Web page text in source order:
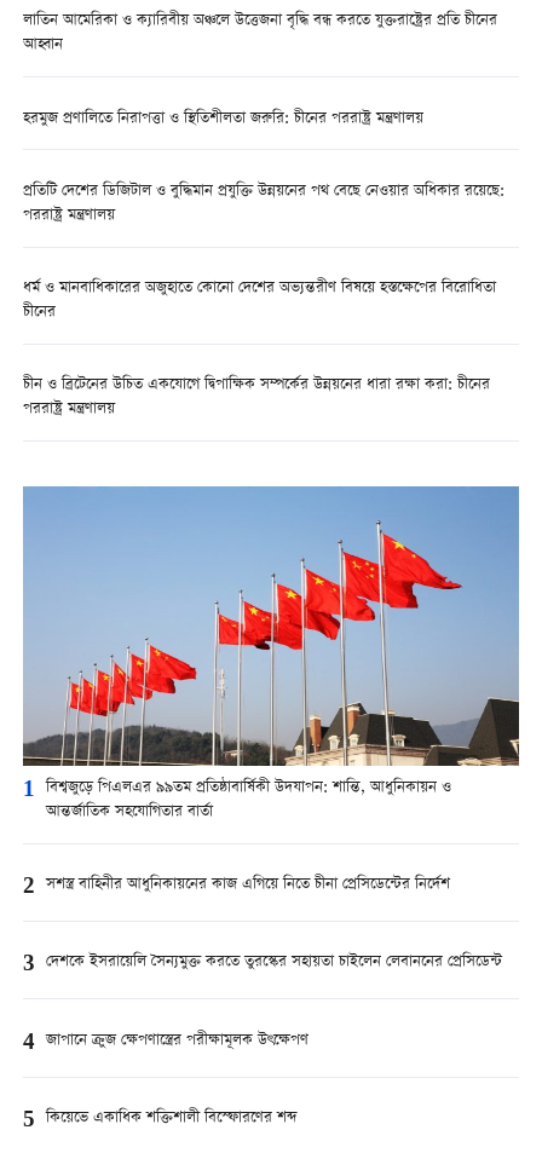
লাতিন আমেরিকা ও ক্যারিবীয় অঞ্চলে উত্তেজনা বৃদ্ধি বন্ধ করতে যুক্তরাষ্ট্রের প্রতি চীনের
আহ্বান
হরমুজ প্রণালিতে নিরাপত্তা ও স্থিতিশীলতা জরুরি: চীনের পররাষ্ট্র মন্ত্রণালয়
প্রতিটি দেশের ডিজিটাল ও বুদ্ধিমান প্রযুক্তি উন্নয়নের পথ বেছে নেওয়ার অধিকার রয়েছে:
পররাষ্ট্র মন্ত্রণালয়
ধর্ম ও মানবাধিকারের অজুহাতে কোনো দেশের অভ্যন্তরীণ বিষয়ে হস্তক্ষেপের বিরোধিতা
চীনের
চীন ও ব্রিটেনের উচিত একযোগে দ্বিপাক্ষিক সম্পর্কের উন্নয়নের ধারা রক্ষা করা: চীনের
পররাষ্ট্র মন্ত্রণালয়
1 বিশ্বজুড়ে পিএলএর ৯৯তম প্রতিষ্ঠাবার্ষিকী উদযাপন: শান্তি, আধুনিকায়ন ও
আন্তর্জাতিক সহযোগিতার বার্তা
2 সশস্ত্র বাহিনীর আধুনিকায়নের কাজ এগিয়ে নিতে চীনা প্রেসিডেন্টের নির্দেশ
3 দেশকে ইসরায়েলি সৈন্যমুক্ত করতে তুরস্কের সহায়তা চাইলেন লেবাননের প্রেসিডেন্ট
4 জাপানে ক্রুজ ক্ষেপণাস্ত্রের পরীক্ষামূলক উৎক্ষেপণ
5 কিয়েভে একাধিক শক্তিশালী বিস্ফোরণের শব্দ